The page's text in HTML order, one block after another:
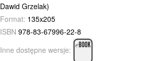
Dawid Grzelak)
Format: 135x205
ISBN 978-83-67996-22-8
Inne dostępne wersje: